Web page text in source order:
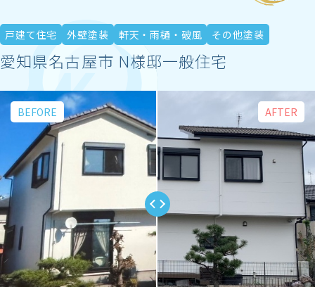
戸建て住宅 外壁塗装 軒天・雨樋・破風 その他塗装
愛知県名古屋市 N様邸一般住宅